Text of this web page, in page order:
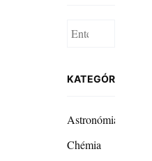
KATEGÓRIE
Astronómia
Chémia